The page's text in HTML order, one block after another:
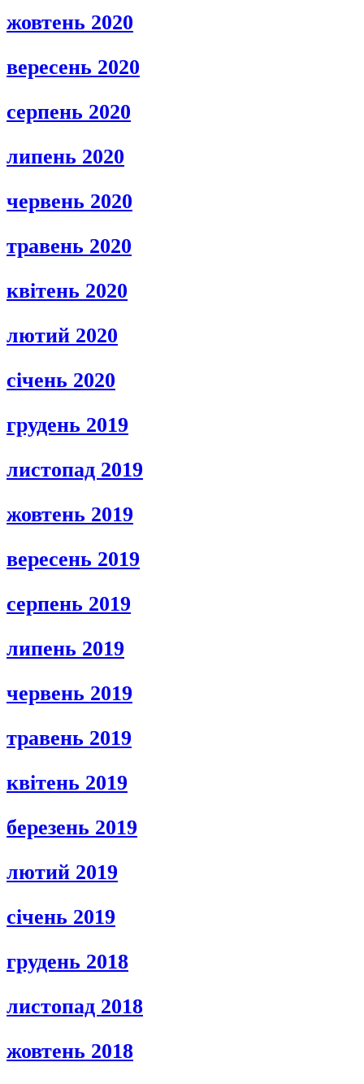
жовтень 2020
вересень 2020
серпень 2020
липень 2020
червень 2020
травень 2020
квітень 2020
лютий 2020
січень 2020
грудень 2019
листопад 2019
жовтень 2019
вересень 2019
серпень 2019
липень 2019
червень 2019
травень 2019
квітень 2019
березень 2019
лютий 2019
січень 2019
грудень 2018
листопад 2018
жовтень 2018